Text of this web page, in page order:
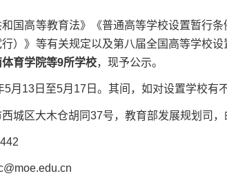
高等教育法》《普通高等学校设置暂行条
）》等有关规定以及第八届全国高等学校
育学院等9所学校，现予公示。
13日至5月17日。其间，如对设置学校有不
区大木仓胡同37号，教育部发展规划司，